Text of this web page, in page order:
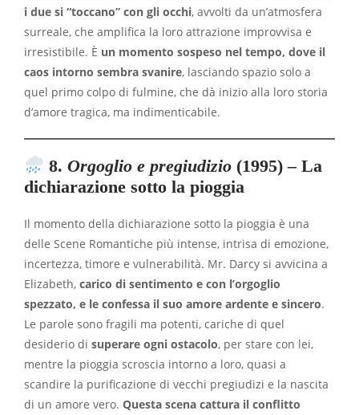
i due si “toccano” con gli occhi, avvolti da un’atmosfera
surreale, che amplifica la loro attrazione improvvisa e
irresistibile. È un momento sospeso nel tempo, dove il
caos intorno sembra svanire, lasciando spazio solo a
quel primo colpo di fulmine, che dà inizio alla loro storia
d’amore tragica, ma indimenticabile.
8.Orgoglio e pregiudizio (1995) – La
dichiarazione sotto la pioggia
Il momento della dichiarazione sotto la pioggia è una
delle Scene Romantiche più intense, intrisa di emozione,
incertezza, timore e vulnerabilità. Mr. Darcy si avvicina a
Elizabeth, carico di sentimento e con l’orgoglio
spezzato, e le confessa il suo amore ardente e sincero.
Le parole sono fragili ma potenti, cariche di quel
desiderio di superare ogni ostacolo, per stare con lei,
mentre la pioggia scroscia intorno a loro, quasi a
scandire la purificazione di vecchi pregiudizi e la nascita
di un amore vero. Questa scena cattura il conflitto